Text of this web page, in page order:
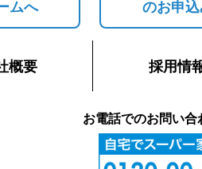
ムへ のお申
概要 採用情
お電話でのお問い合